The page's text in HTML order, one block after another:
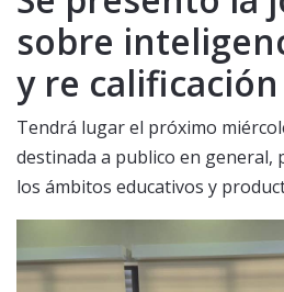
sobre
y re
Tendrá lugar el próximo
destinada a publico en general,
los ámbitos educativos y